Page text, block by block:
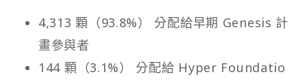
4,313 顆（93.8%） 分配給早期 Genesis 計
畫參與者
144 顆（3.1%） 分配給 Hyper Foundatio